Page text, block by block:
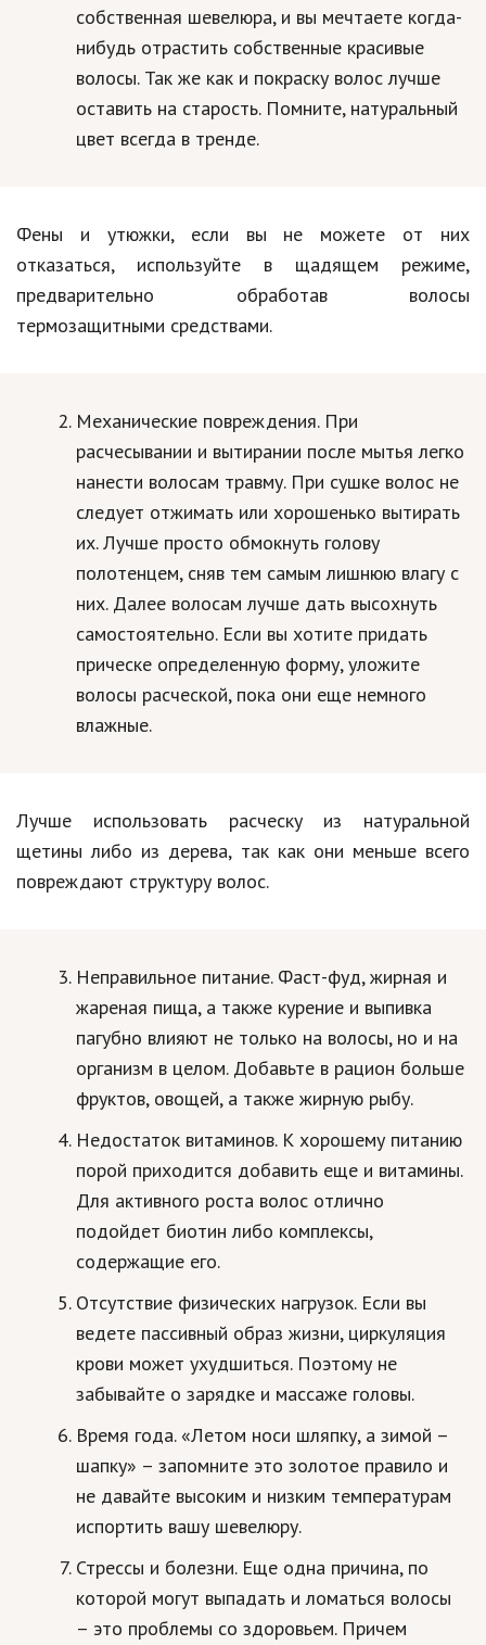
Рецепты
Красота и здоровье
Дом и сад
Недвижимость
Спорт и фитнес
Творчество и рукоделие
Разное
Работа и бизнес
Животные
Еда и напитки
Праздники и подарки
Кинематограф
Домашние животные
Путешествия
Строительство
Бизнес
Хобби и развлечения
Финансы
Природа
Образование
собственная шевелюра, и вы мечтаете когда-
нибудь отрастить собственные красивые
волосы. Так же как и покраску волос лучше
оставить на старость. Помните, натуральный
цвет всегда в тренде.
Фены и утюжки, если вы не можете от них
отказаться, используйте в щадящем режиме,
предварительно обработав волосы
термозащитными средствами.
Механические повреждения. При
расчесывании и вытирании после мытья легко
нанести волосам травму. При сушке волос не
следует отжимать или хорошенько вытирать
их. Лучше просто обмокнуть голову
полотенцем, сняв тем самым лишнюю влагу с
них. Далее волосам лучше дать высохнуть
самостоятельно. Если вы хотите придать
прическе определенную форму, уложите
волосы расческой, пока они еще немного
влажные.
Лучше использовать расческу из натуральной
щетины либо из дерева, так как они меньше всего
повреждают структуру волос.
Неправильное питание. Фаст-фуд, жирная и
жареная пища, а также курение и выпивка
пагубно влияют не только на волосы, но и на
организм в целом. Добавьте в рацион больше
фруктов, овощей, а также жирную рыбу.
Недостаток витаминов. К хорошему питанию
порой приходится добавить еще и витамины.
Для активного роста волос отлично
подойдет биотин либо комплексы,
содержащие его.
Отсутствие физических нагрузок. Если вы
ведете пассивный образ жизни, циркуляция
крови может ухудшиться. Поэтому не
забывайте о зарядке и массаже головы.
Время года. «Летом носи шляпку, а зимой –
шапку» – запомните это золотое правило и
не давайте высоким и низким температурам
испортить вашу шевелюру.
Стрессы и болезни. Еще одна причина, по
которой могут выпадать и ломаться волосы
– это проблемы со здоровьем. Причем